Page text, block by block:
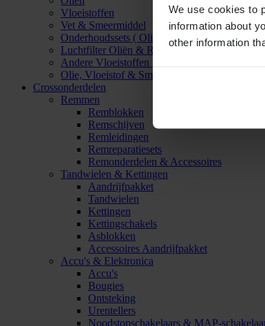
We use cookies to
information about
other information
Vloeistoffen
Vet & Smeermiddel
Onderhoudssets ( Olie & Filter)
Luchtfilter Oliën & Reinigers
Andere Vloeistoffen & Smeermiddelen
Olie, Vloeistof & Smeermiddel Accessoires
Crossonderdelen
Remmen
Remblokken
Remschijven
Remleidingen
Remreparatiesets
Remonderdelen & Accessoires
Tandwielen & Kettingen
Aandrijfpakket
Tandwielen
Kettingen
Kettingschakels
Asblokken
Accessoires Aandrijfpakket
Accu's & Elektronica
Accu's
Bougies
Ontsteking
Urentellers
Noodstopschakelaars & MAP-